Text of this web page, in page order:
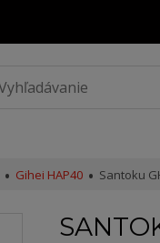
Gihei HAP40 Santoku